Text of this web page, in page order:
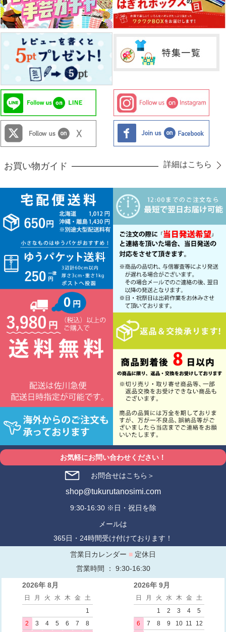
お買い物ガイド 詳細はこちら
お気軽にお問い合わせください！
お問合せはこちら＞
shop@tukurutanosimi.com
9:30-16:30 ※日・祝日を除
メールは
365日・24時間受け付けております！
営業日カレンダー ■ 定休日
営業時間 ： 9:30-16:30
2026年 8月
日 月 火 水 木 金
土
1
2
3 4 5 6 7 8
2026年 9月
日 月 火 水 木 金
土
1
2 3 4
5
6
7 8 9 10 11 12